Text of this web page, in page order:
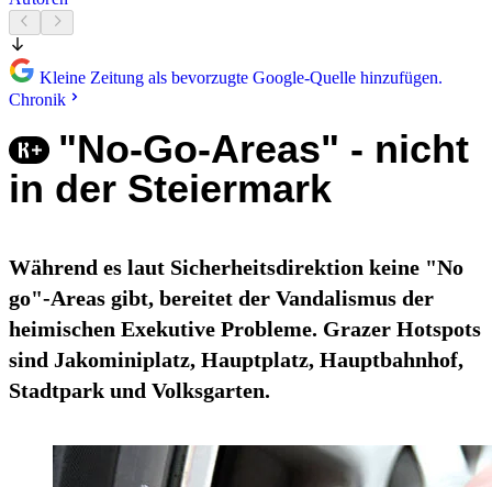
Kleine Zeitung als bevorzugte Google-Quelle hinzufügen.
Chronik
"No-Go-Areas" - nicht
in der Steiermark
Während es laut Sicherheitsdirektion keine "No
go"-Areas gibt, bereitet der Vandalismus der
heimischen Exekutive Probleme. Grazer Hotspots
sind Jakominiplatz, Hauptplatz, Hauptbahnhof,
Stadtpark und Volksgarten.